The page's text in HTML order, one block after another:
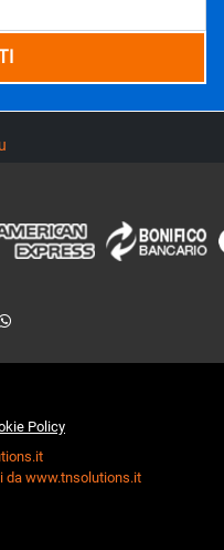
Policy
da www.tnsolutions.it